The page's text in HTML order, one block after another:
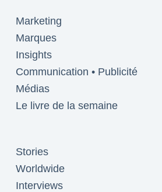
Marketing
Marques
Insights
Communication • Publicité
Médias
Le livre de la semaine
Stories
Worldwide
Interviews